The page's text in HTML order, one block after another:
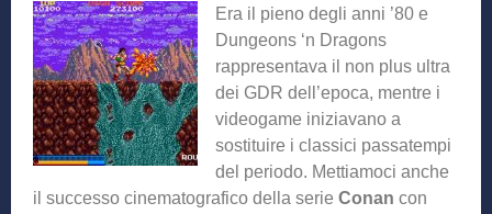
Era il pieno degli anni ’80 e
Dungeons ‘n Dragons
rappresentava il non plus ultra
dei GDR dell’epoca, mentre i
videogame iniziavano a
sostituire i classici passatempi
del periodo. Mettiamoci anche
il successo cinematografico della serie Conan con